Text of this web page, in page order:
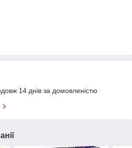
14 днів за домовленістю